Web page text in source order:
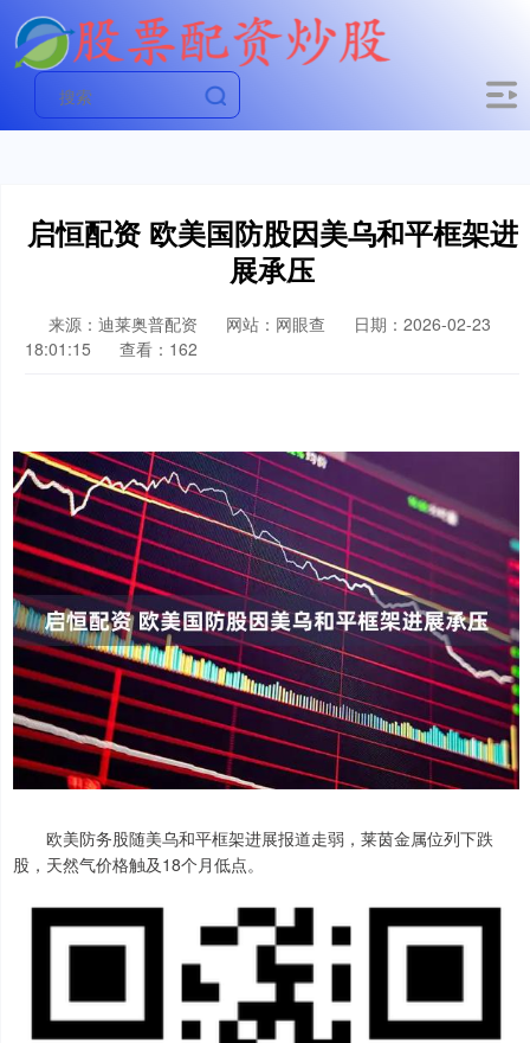
启恒配资 欧美国防股因美乌和平框架进
展承压
来源：迪莱奥普配资 网站：网眼查
日期：2026-02-23
18:01:15
查看：162
欧美防务股随美乌和平框架进展报道走弱，莱茵金属位列下跌
股，天然气价格触及18个月低点。